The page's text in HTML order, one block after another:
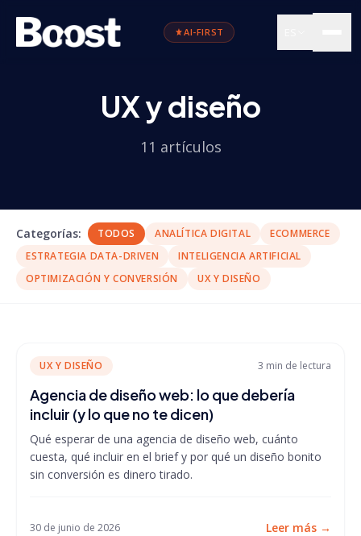
AI-FIRST
UX y diseño
11 artículos
Categorías: TODOS ANALÍTICA DIGITAL
ECOMMERCE
ESTRATEGIA DATA-DRIVEN
INTELIGENCIA ARTIFICIAL
OPTIMIZACIÓN Y CONVERSIÓN
UX Y DISEÑO
UX Y DISEÑO 3 min de lectura
Agencia de diseño web: lo que debería
incluir (y lo que no te dicen)
Qué esperar de una agencia de diseño web, cuánto
cuesta, qué incluir en el brief y por qué un diseño bonito
sin conversión es dinero tirado.
30 de junio de 2026 Leer más →